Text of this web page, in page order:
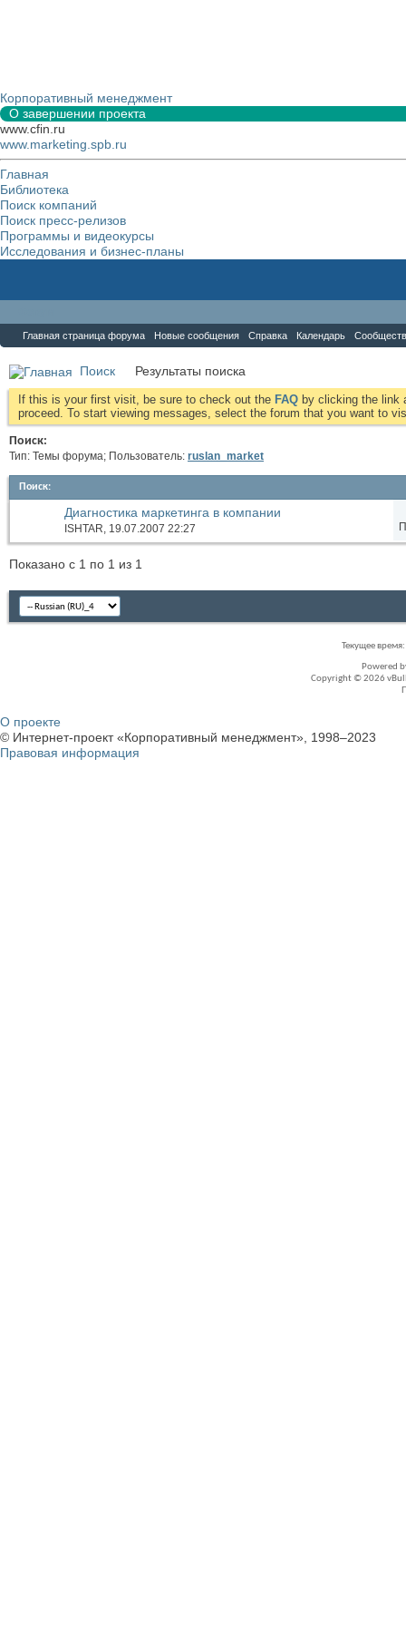
Корпоративный менеджмент
О завершении проекта
www.cfin.ru
www.marketing.spb.ru
Главная
Библиотека
Поиск компаний
Поиск пресс-релизов
Программы и видеокурсы
Исследования и бизнес-планы
Главная страница форума Новые сообщения Справка Календарь
Поиск Результаты поиска
If this is your first visit, be sure to check out the FAQ by clicking the link
proceed. To start viewing messages, select the forum that you want to
Поиск:
Тип: Темы форума; Пользователь: ruslan_market
Поиск:
Диагностика маркетинга в компании
ISHTAR, 19.07.2007 22:27
Показано с 1 по 1 из 1
Текущее время:
Powered
Copyright © 2026
О проекте
© Интернет-проект «Корпоративный менеджмент», 1998–2023
Правовая информация